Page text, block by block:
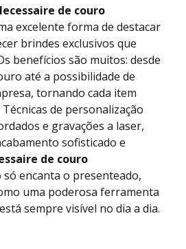
de couro
excelente forma de destacar
brindes exclusivos que
benefícios são muitos: desde
até a possibilidade de
tornando cada item
de personalização
e gravações a laser,
sofisticado e
de couro
só encanta o presenteado,
uma poderosa ferramenta
sempre visível no dia a dia.